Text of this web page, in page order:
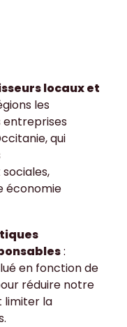
locaux et
les
entreprises
qui
économie
:
en fonction de
réduire notre
limiter la